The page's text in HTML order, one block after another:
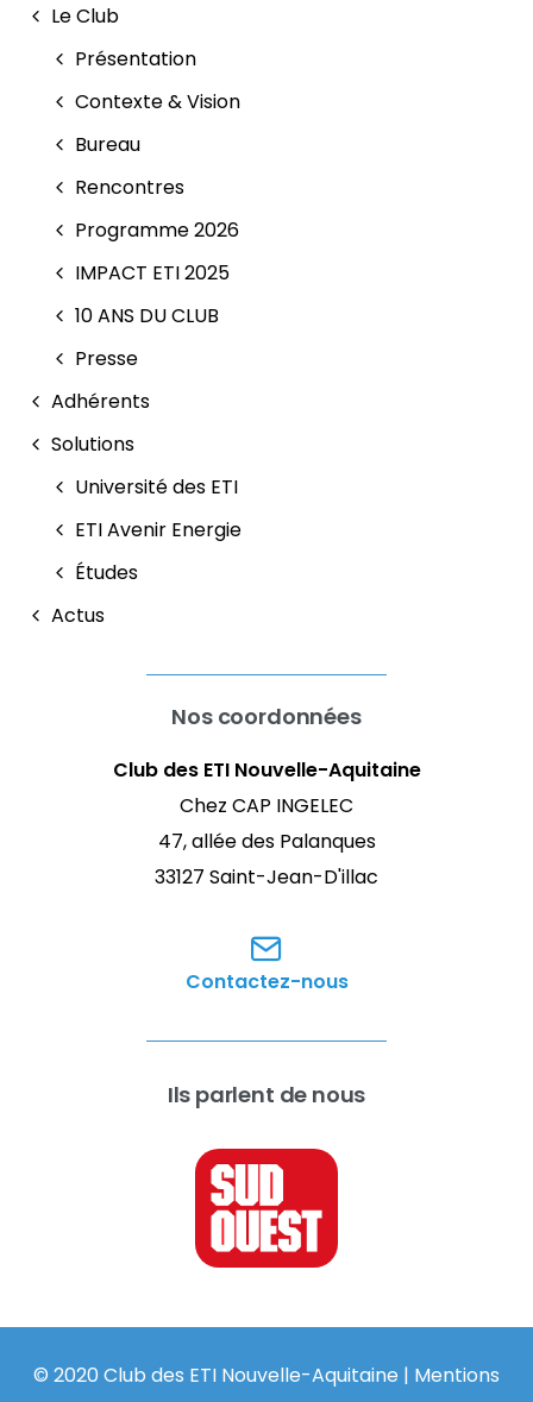
Le Club
Présentation
Contexte & Vision
Bureau
Rencontres
Programme 2026
IMPACT ETI 2025
10 ANS DU CLUB
Presse
Adhérents
Solutions
Université des ETI
ETI Avenir Energie
Études
Actus
Nos coordonnées
Club des ETI Nouvelle-Aquitaine
Chez CAP INGELEC
47, allée des Palanques
33127 Saint-Jean-D'illac
Contactez-nous
Ils parlent de nous
© 2020 Club des ETI Nouvelle-Aquitaine | Mentions